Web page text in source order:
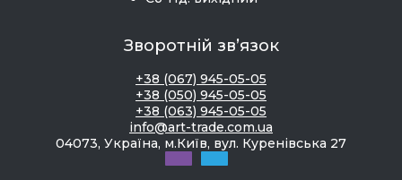
Зворотній зв’язок
+38 (067) 945-05-05
+38 (050) 945-05-05
+38 (063) 945-05-05
info@art-trade.com.ua
04073, Україна, м.Київ, вул. Куренівська 27